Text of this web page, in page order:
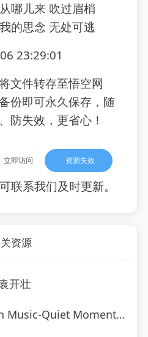
哪儿来 吹过眉梢
的思念 无处可逃
23:29:01
文件转存至悟空网
份即可永久保存，随
防失效，更省心！
立即访问 资源失效
联系我们及时更新。
资源
开壮
Moments、SPA、Spa Relaxation